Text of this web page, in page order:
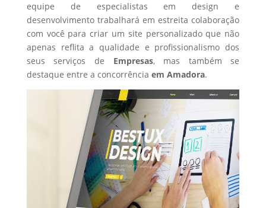
equipe de especialistas em design e
desenvolvimento trabalhará em estreita colaboração
com você para criar um site personalizado que não
apenas reflita a qualidade e profissionalismo dos
seus serviços de Empresas, mas também se
destaque entre a concorrência em Amadora.